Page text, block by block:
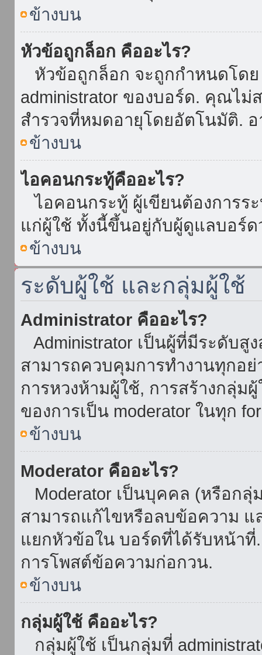
ข้างบน
หัวข้อถูกล็อก คืออะไร?
หัวข้อถูกล็อก จะถูกกำหนดโดย
administrator ของบอร์ด. คุณไ
สำรวจที่หมดอายุโดยอัตโนมัติ.
ข้างบน
ไอคอนกระทู้คืออะไร?
ไอคอนกระทู้ ผู้เขียนต้องการร
แก่ผู้ใช้ ทั้งนี้ขึ้นอยู่กับผู้ดูแลบอร์
ข้างบน
ระดับผู้ใช้ และกลุ่มผู้ใช้
Administrator คืออะไร?
Administrator เป็นผู้ที่มีระดับ
สามารถควบคุมการทำงานทุกอ
การหวงห้ามผู้ใช้, การสร้างกลุ่ม
ของการเป็น moderator ในทุก
ข้างบน
Moderator คืออะไร?
Moderator เป็นบุคคล (หรือก
สามารถแก้ไขหรือลบข้อความ แ
แยกหัวข้อใน บอร์ดที่ได้รับหน้าที่
การโพสต์ข้อความก่อกวน.
ข้างบน
กลุ่มผู้ใช้ คืออะไร?
กลุ่มผู้ใช้ เป็นกลุ่มที่